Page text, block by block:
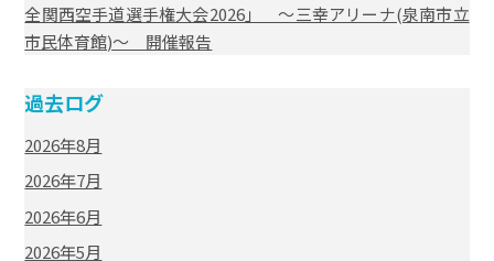
全関西空手道選手権大会2026」 ～三幸アリーナ(泉南市立
市民体育館)～ 開催報告
過去ログ
2026年8月
2026年7月
2026年6月
2026年5月